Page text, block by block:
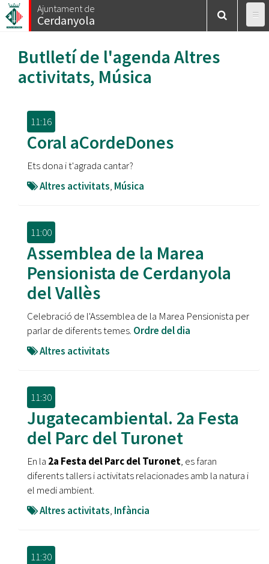
Vés
al
Ajuntament de
Cerdanyola
Butlletí de l'agenda Altres
activitats, Música
11:16
Coral aCordeDones
Ets dona i t'agrada cantar?
Altres activitats, Música
11:00
Assemblea de la Marea
Pensionista de Cerdanyola
del Vallès
Celebració de l'Assemblea de la Marea Pensionista per
parlar de diferents temes. Ordre del dia
Altres activitats
11:30
Jugatecambiental. 2a Festa
del Parc del Turonet
En la 2a Festa del Parc del Turonet, es faran
diferents tallers i activitats relacionades amb la natura i
el medi ambient.
Altres activitats, Infància
11:30